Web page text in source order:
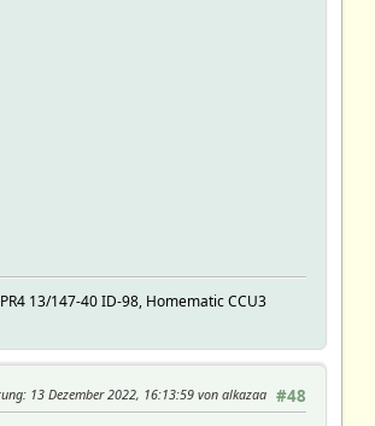
13/147-40 ID-98, Homematic CCU3
#48
: 13 Dezember 2022, 16:13:59 von alkazaa